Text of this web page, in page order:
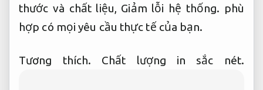
thước và chất liệu, Giảm lỗi hệ thống. phù
hợp có mọi yêu cầu thực tế của bạn.
Tương thích. Chất lượng in sắc nét.